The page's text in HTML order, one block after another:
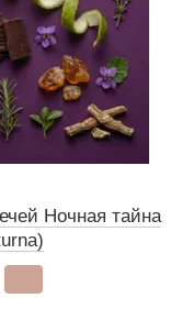
Ночная тайна